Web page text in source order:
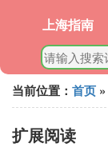
上海指南
当前位置： 首页 »
扩展阅读